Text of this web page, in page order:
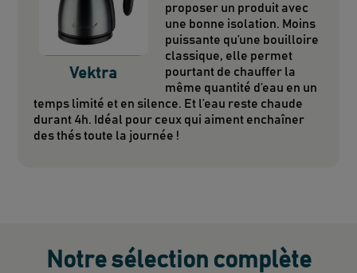
Vektra
proposer un produit avec
une bonne isolation. Moins
puissante qu’une bouilloire
classique, elle permet
pourtant de chauffer la
même quantité d’eau en un
temps limité et en silence. Et l’eau reste chaude
durant 4h. Idéal pour ceux qui aiment enchaîner
des thés toute la journée !
Notre sélection complète